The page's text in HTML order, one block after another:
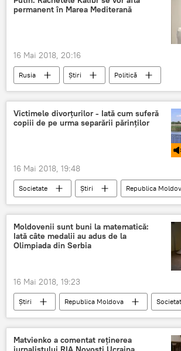
permanent în Marea Mediterană
16 Mai 2018, 20:16
Rusia Știri
Politică
Vladimir Putin
Kremlin
rachete
anunt
exercitii militare
marea mediterana
Victimele divorțurilor - Iată cum suferă
copiii de pe urma separării părinților
16 Mai 2018, 19:48
Societate Știri
Republica
Podcasturi
copii
întreținere
părinți
divorț pensie alimentară
Moldovenii sunt buni la matematică:
Iată câte medalii au adus de la
Olimpiada din Serbia
16 Mai 2018, 19:23
Știri Republica Moldova
Serbia
olimpiadă
matematică
bronz
Matvienko a comentat reținerea